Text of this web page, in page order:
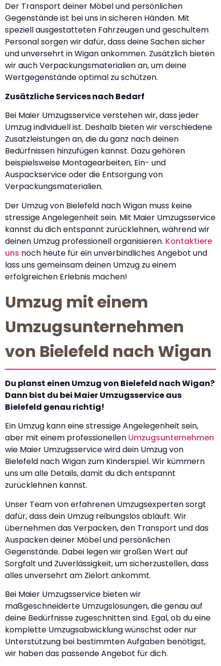
Der Transport deiner Möbel und persönlichen
Gegenstände ist bei uns in sicheren Händen. Mit
speziell ausgestatteten Fahrzeugen und geschultem
Personal sorgen wir dafür, dass deine Sachen sicher
und unversehrt in Wigan ankommen. Zusätzlich bieten
wir auch Verpackungsmaterialien an, um deine
Wertgegenstände optimal zu schützen.
Zusätzliche Services nach Bedarf
Bei Maier Umzugsservice verstehen wir, dass jeder
Umzug individuell ist. Deshalb bieten wir verschiedene
Zusatzleistungen an, die du ganz nach deinen
Bedürfnissen hinzufügen kannst. Dazu gehören
beispielsweise Montagearbeiten, Ein- und
Auspackservice oder die Entsorgung von
Verpackungsmaterialien.
Der Umzug von Bielefeld nach Wigan muss keine
stressige Angelegenheit sein. Mit Maier Umzugsservice
kannst du dich entspannt zurücklehnen, während wir
deinen Umzug professionell organisieren. Kontaktiere
uns noch heute für ein unverbindliches Angebot und
lass uns gemeinsam deinen Umzug zu einem
erfolgreichen Erlebnis machen!
Umzug mit einem
Umzugsunternehmen
von Bielefeld nach Wigan
Du planst einen Umzug von Bielefeld nach Wigan?
Dann bist du bei Maier Umzugsservice aus
Bielefeld genau richtig!
Ein Umzug kann eine stressige Angelegenheit sein,
aber mit einem professionellen Umzugsunternehmen
wie Maier Umzugsservice wird dein Umzug von
Bielefeld nach Wigan zum Kinderspiel. Wir kümmern
uns um alle Details, damit du dich entspannt
zurücklehnen kannst.
Unser Team von erfahrenen Umzugsexperten sorgt
dafür, dass dein Umzug reibungslos abläuft. Wir
übernehmen das Verpacken, den Transport und das
Auspacken deiner Möbel und persönlichen
Gegenstände. Dabei legen wir großen Wert auf
Sorgfalt und Zuverlässigkeit, um sicherzustellen, dass
alles unversehrt am Zielort ankommt.
Bei Maier Umzugsservice bieten wir
maßgeschneiderte Umzugslösungen, die genau auf
deine Bedürfnisse zugeschnitten sind. Egal, ob du eine
komplette Umzugsabwicklung wünschst oder nur
Unterstützung bei bestimmten Aufgaben benötigst,
wir haben das passende Angebot für dich.